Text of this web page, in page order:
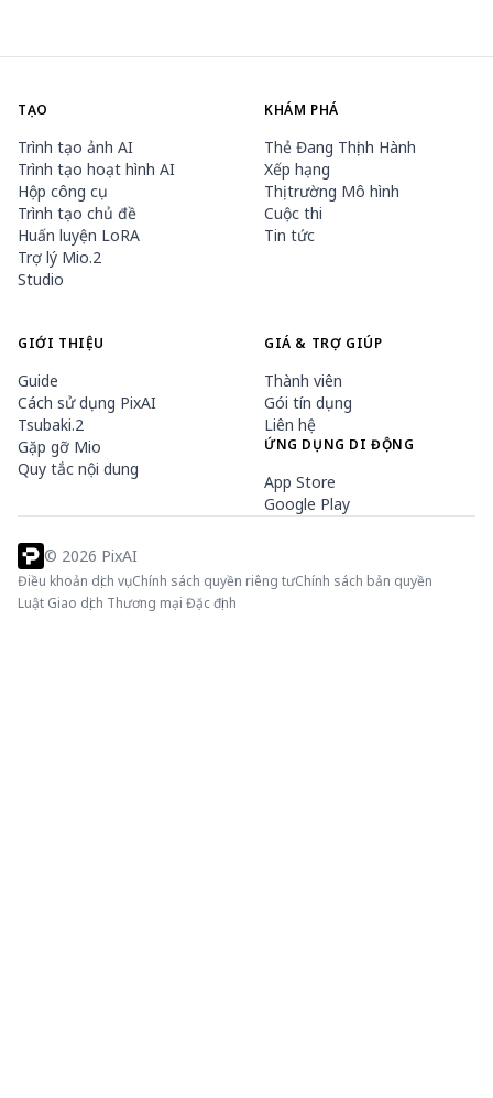
TẠO
Trình tạo ảnh AI
Trình tạo hoạt hình AI
Hộp công cụ
Trình tạo chủ đề
Huấn luyện LoRA
Trợ lý Mio.2
Studio
KHÁM PHÁ
Thẻ Đang Thịnh Hành
Xếp hạng
Thị trường Mô hình
Cuộc thi
Tin tức
GIỚI THIỆU
Guide
Cách sử dụng PixAI
Tsubaki.2
Gặp gỡ Mio
Quy tắc nội dung
GIÁ & TRỢ GIÚP
Thành viên
Gói tín dụng
Liên hệ
ỨNG DỤNG DI ĐỘNG
App Store
Google Play
© 2026 PixAI
Điều khoản dịch vụChính sách quyền riêng tưChính sách bản quyền
Luật Giao dịch Thương mại Đặc định